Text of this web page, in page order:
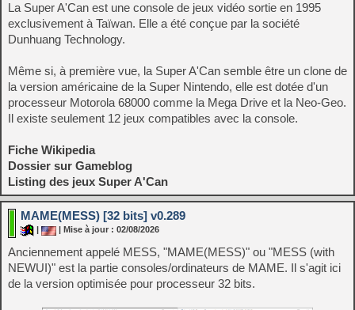
La Super A'Can est une console de jeux vidéo sortie en 1995
exclusivement à Taïwan. Elle a été conçue par la société
Dunhuang Technology.
Même si, à première vue, la Super A'Can semble être un clone de
la version américaine de la Super Nintendo, elle est dotée d'un
processeur Motorola 68000 comme la Mega Drive et la Neo-Geo.
Il existe seulement 12 jeux compatibles avec la console.
Fiche Wikipedia
Dossier sur Gameblog
Listing des jeux Super A'Can
MAME(MESS) [32 bits] v0.289
| Mise à jour : 02/08/2026
Anciennement appelé MESS, "MAME(MESS)" ou "MESS (with
NEWUI)" est la partie consoles/ordinateurs de MAME. Il s'agit ici
de la version optimisée pour processeur 32 bits.